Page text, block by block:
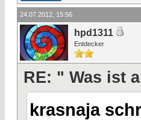
24.07.2012, 15:56
hpd1311
Entdecker
RE: " Was ist
krasnaja